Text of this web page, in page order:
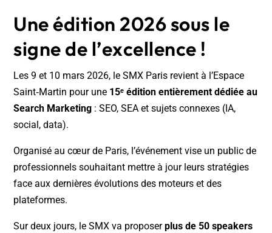
Une édition 2026 sous le
signe de l’excellence !
Les 9 et 10 mars 2026, le SMX Paris revient à l’Espace
Saint‑Martin pour une 15ᵉ édition entièrement dédiée au
Search Marketing : SEO, SEA et sujets connexes (IA,
social, data).
Organisé au cœur de Paris, l’événement vise un public de
professionnels souhaitant mettre à jour leurs stratégies
face aux dernières évolutions des moteurs et des
plateformes.
Sur deux jours, le SMX va proposerplus de 50 speakers